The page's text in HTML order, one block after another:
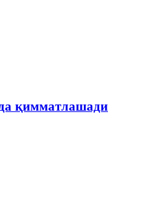
қимматлашади